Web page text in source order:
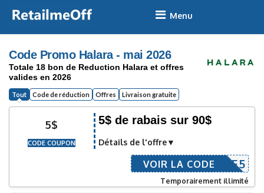
Skip
content
Code Promo Halara - mai 2026
Totale 18 bon de Reduction Halara et offres
valides en 2026
Tout Code de réduction Offres Livraison gratuite
5$
CODE COUPON
5$ de rabais sur 90$
Détails de l'offre
REDUCE5
VOIR LA CODE
Temporairement illimité